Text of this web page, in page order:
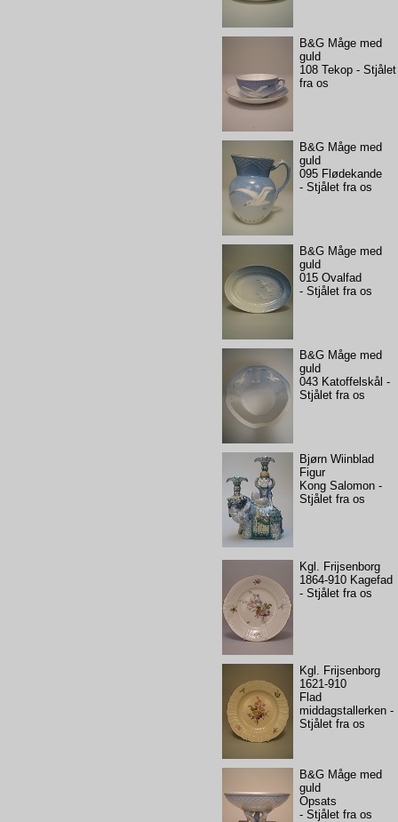
B&G Måge med
guld
108 Tekop - Stjålet
fra os
B&G Måge med
guld
095 Flødekande
- Stjålet fra os
B&G Måge med
guld
015 Ovalfad
- Stjålet fra os
B&G Måge med
guld
043 Katoffelskål -
Stjålet fra os
Bjørn Wiinblad
Figur
Kong Salomon -
Stjålet fra os
Kgl. Frijsenborg
1864-910 Kagefad
- Stjålet fra os
Kgl. Frijsenborg
1621-910
Flad
middagstallerken -
Stjålet fra os
B&G Måge med
guld
Opsats
- Stjålet fra os